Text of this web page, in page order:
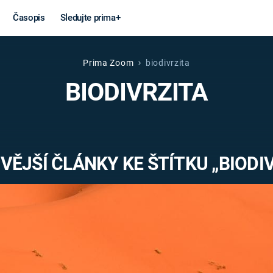
Časopis Sledujte prima+
Věda a
technika
MARS
VÁLEČNÉ
Prima Zoom biodivrzita
BIODIVRZITA
ČLÁNKY KE ŠTÍTKU